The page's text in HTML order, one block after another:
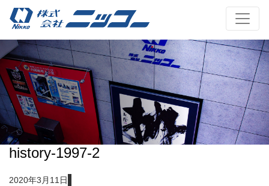
history-1997-2
2020年3月11日